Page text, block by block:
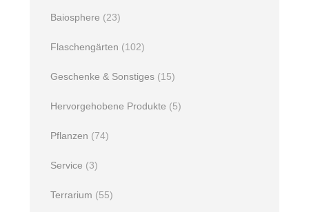
Baiosphere (23)
Flaschengärten (102)
Geschenke & Sonstiges (15)
Hervorgehobene Produkte (5)
Pflanzen (74)
Service (3)
Terrarium (55)